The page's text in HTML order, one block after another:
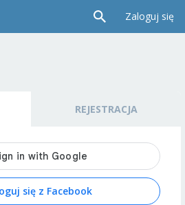
Zaloguj się
REJESTRACJA
się z Facebook